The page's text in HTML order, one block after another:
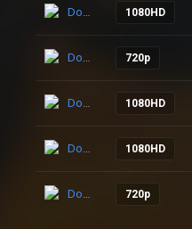
Download 1080HD
Download 720p
Download 1080HD
Download 1080HD
Download 720p